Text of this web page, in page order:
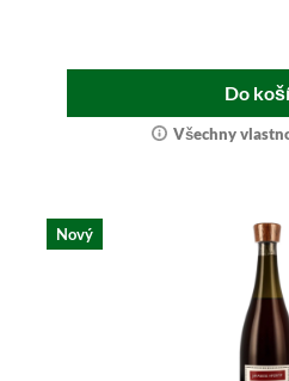
Do
Všechny
Nový